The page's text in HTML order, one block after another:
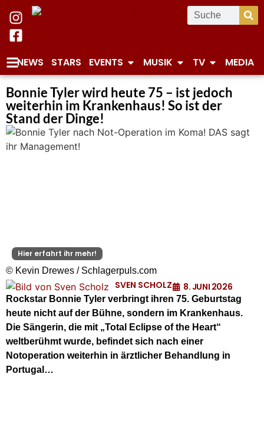
NEWS STARS EVENTS MUSIK TV MEDIA
Bonnie Tyler wird heute 75 – ist jedoch
weiterhin im Krankenhaus! So ist der
Stand der Dinge!
Hier erfahrt ihr mehr!
© Kevin Drewes / Schlagerpuls.com
SVEN SCHOLZ 8. JUNI 2026
Rockstar Bonnie Tyler verbringt ihren 75. Geburtstag
heute nicht auf der Bühne, sondern im Krankenhaus.
Die Sängerin, die mit „Total Eclipse of the Heart“
weltberühmt wurde, befindet sich nach einer
Notoperation weiterhin in ärztlicher Behandlung in
Portugal…